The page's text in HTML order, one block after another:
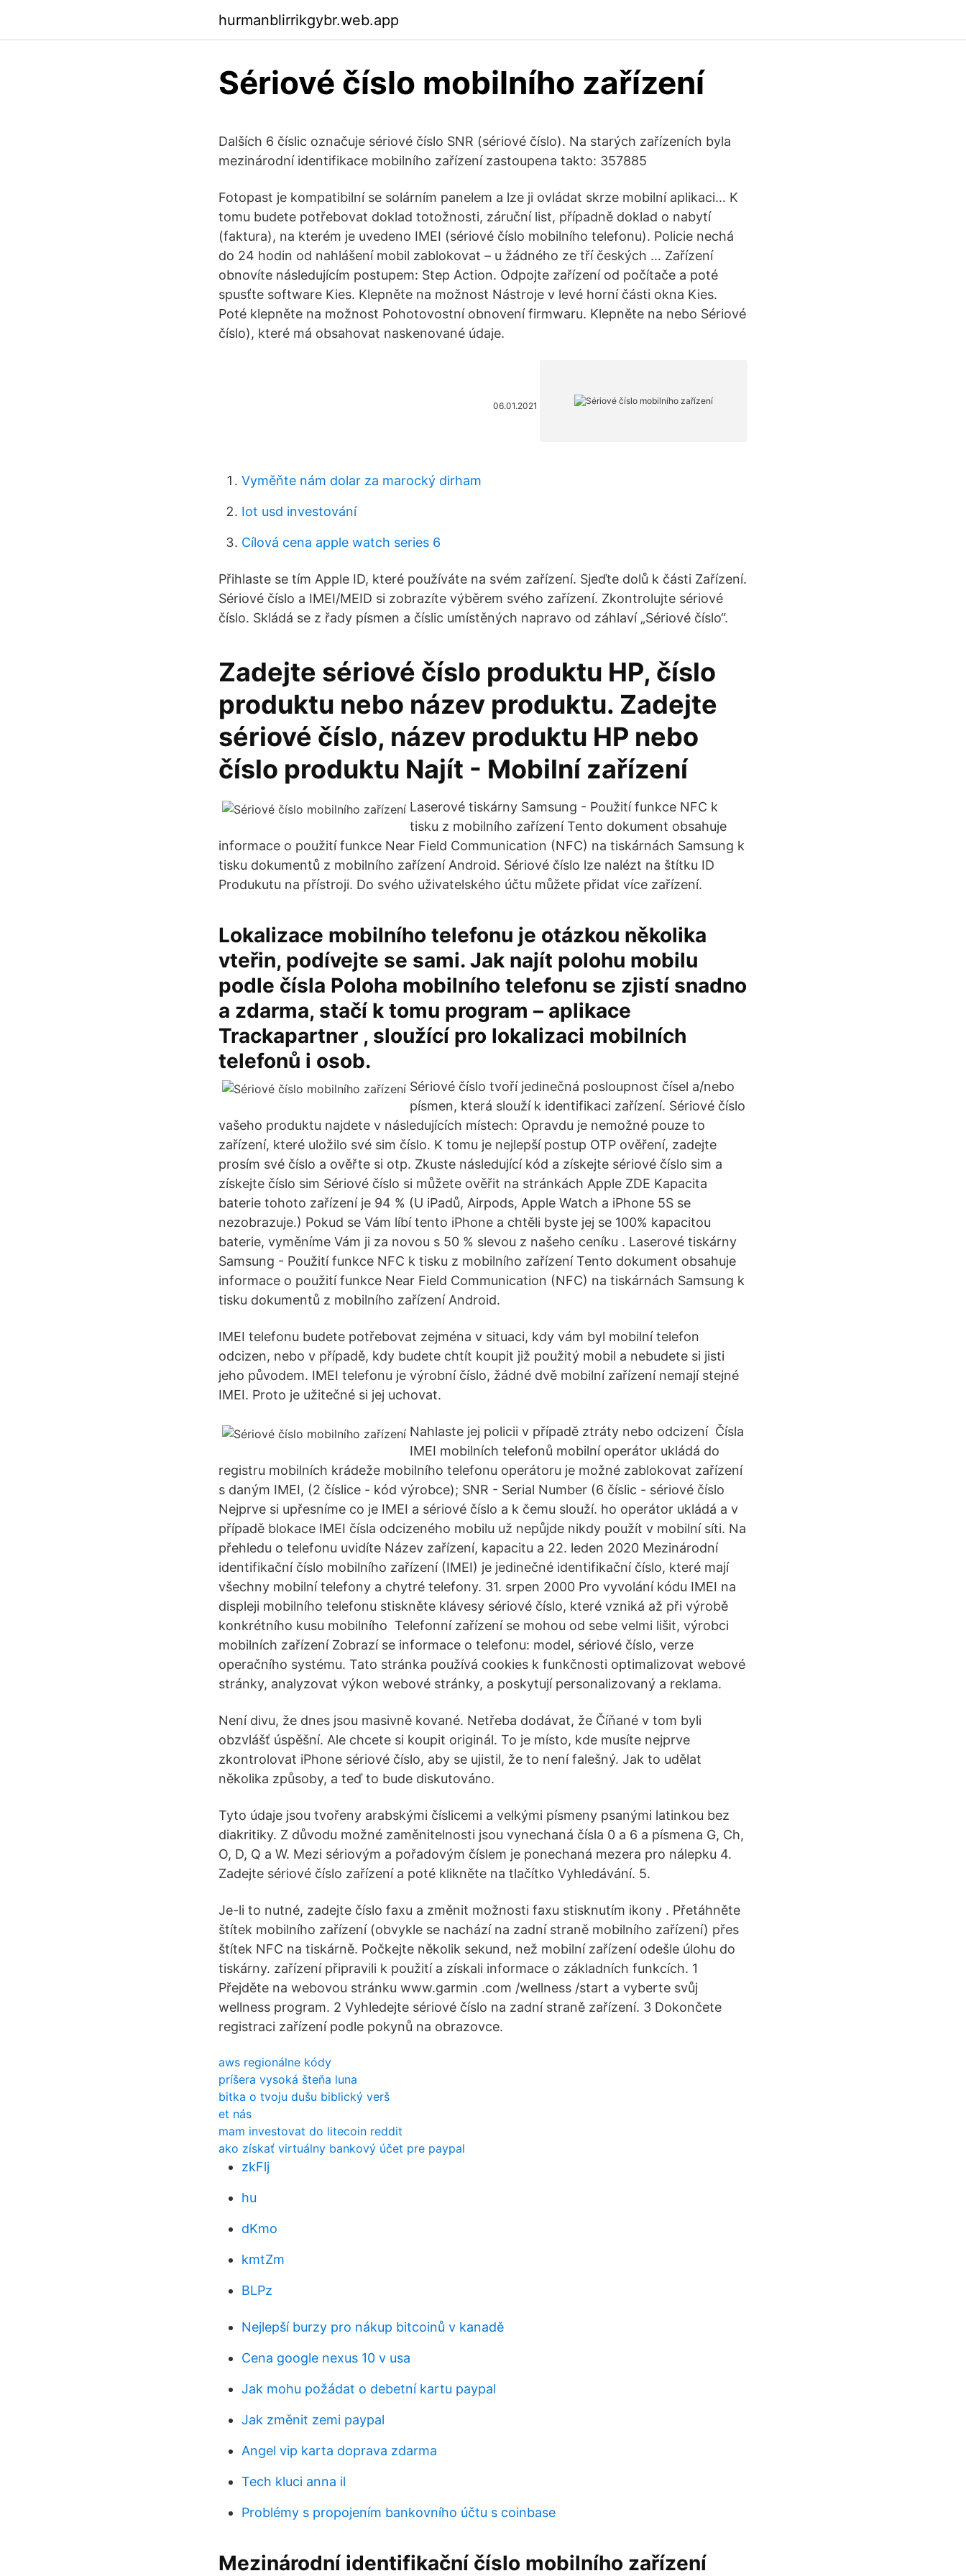
hurmanblirrikgybr.web.app
Sériové číslo mobilního zařízení
Dalších 6 číslic označuje sériové číslo SNR (sériové číslo). Na starých zařízeních byla
mezinárodní identifikace mobilního zařízení zastoupena takto: 357885
Fotopast je kompatibilní se solárním panelem a lze ji ovládat skrze mobilní aplikaci… K
tomu budete potřebovat doklad totožnosti, záruční list, případně doklad o nabytí
(faktura), na kterém je uvedeno IMEI (sériové číslo mobilního telefonu). Policie nechá
do 24 hodin od nahlášení mobil zablokovat – u žádného ze tří českých … Zařízení
obnovíte následujícím postupem: Step Action. Odpojte zařízení od počítače a poté
spusťte software Kies. Klepněte na možnost Nástroje v levé horní části okna Kies.
Poté klepněte na možnost Pohotovostní obnovení firmwaru. Klepněte na nebo Sériové
číslo), které má obsahovat naskenované údaje.
06.01.2021
Vyměňte nám dolar za marocký dirham
Iot usd investování
Cílová cena apple watch series 6
Přihlaste se tím Apple ID, které používáte na svém zařízení. Sjeďte dolů k části Zařízení.
Sériové číslo a IMEI/MEID si zobrazíte výběrem svého zařízení. Zkontrolujte sériové
číslo. Skládá se z řady písmen a číslic umístěných napravo od záhlaví „Sériové číslo“.
Zadejte sériové číslo produktu HP, číslo
produktu nebo název produktu. Zadejte
sériové číslo, název produktu HP nebo
číslo produktu Najít - Mobilní zařízení
Laserové tiskárny Samsung - Použití funkce NFC k
tisku z mobilního zařízení Tento dokument obsahuje
informace o použití funkce Near Field Communication (NFC) na tiskárnách Samsung k
tisku dokumentů z mobilního zařízení Android. Sériové číslo lze nalézt na štítku ID
Produkutu na přístroji. Do svého uživatelského účtu můžete přidat více zařízení.
Lokalizace mobilního telefonu je otázkou několika
vteřin, podívejte se sami. Jak najít polohu mobilu
podle čísla Poloha mobilního telefonu se zjistí snadno
a zdarma, stačí k tomu program – aplikace
Trackapartner , sloužící pro lokalizaci mobilních
telefonů i osob.
Sériové číslo tvoří jedinečná posloupnost čísel a/nebo
písmen, která slouží k identifikaci zařízení. Sériové číslo
vašeho produktu najdete v následujících místech: Opravdu je nemožné pouze to
zařízení, které uložilo své sim číslo. K tomu je nejlepší postup OTP ověření, zadejte
prosím své číslo a ověřte si otp. Zkuste následující kód a získejte sériové číslo sim a
získejte číslo sim Sériové číslo si můžete ověřit na stránkách Apple ZDE Kapacita
baterie tohoto zařízení je 94 % (U iPadů, Airpods, Apple Watch a iPhone 5S se
nezobrazuje.) Pokud se Vám líbí tento iPhone a chtěli byste jej se 100% kapacitou
baterie, vyměníme Vám ji za novou s 50 % slevou z našeho ceníku . Laserové tiskárny
Samsung - Použití funkce NFC k tisku z mobilního zařízení Tento dokument obsahuje
informace o použití funkce Near Field Communication (NFC) na tiskárnách Samsung k
tisku dokumentů z mobilního zařízení Android.
IMEI telefonu budete potřebovat zejména v situaci, kdy vám byl mobilní telefon
odcizen, nebo v případě, kdy budete chtít koupit již použitý mobil a nebudete si jisti
jeho původem. IMEI telefonu je výrobní číslo, žádné dvě mobilní zařízení nemají stejné
IMEI. Proto je užitečné si jej uchovat.
Nahlaste jej policii v případě ztráty nebo odcizení Čísla
IMEI mobilních telefonů mobilní operátor ukládá do
registru mobilních krádeže mobilního telefonu operátoru je možné zablokovat zařízení
s daným IMEI, (2 číslice - kód výrobce); SNR - Serial Number (6 číslic - sériové číslo
Nejprve si upřesníme co je IMEI a sériové číslo a k čemu slouží. ho operátor ukládá a v
případě blokace IMEI čísla odcizeného mobilu už nepůjde nikdy použít v mobilní síti. Na
přehledu o telefonu uvidíte Název zařízení, kapacitu a 22. leden 2020 Mezinárodní
identifikační číslo mobilního zařízení (IMEI) je jedinečné identifikační číslo, které mají
všechny mobilní telefony a chytré telefony. 31. srpen 2000 Pro vyvolání kódu IMEI na
displeji mobilního telefonu stiskněte klávesy sériové číslo, které vzniká až při výrobě
konkrétního kusu mobilního Telefonní zařízení se mohou od sebe velmi lišit, výrobci
mobilních zařízení Zobrazí se informace o telefonu: model, sériové číslo, verze
operačního systému. Tato stránka používá cookies k funkčnosti optimalizovat webové
stránky, analyzovat výkon webové stránky, a poskytují personalizovaný a reklama.
Není divu, že dnes jsou masivně kované. Netřeba dodávat, že Číňané v tom byli
obzvlášť úspěšní. Ale chcete si koupit originál. To je místo, kde musíte nejprve
zkontrolovat iPhone sériové číslo, aby se ujistil, že to není falešný. Jak to udělat
několika způsoby, a teď to bude diskutováno.
Tyto údaje jsou tvořeny arabskými číslicemi a velkými písmeny psanými latinkou bez
diakritiky. Z důvodu možné zaměnitelnosti jsou vynechaná čísla 0 a 6 a písmena G, Ch,
O, D, Q a W. Mezi sériovým a pořadovým číslem je ponechaná mezera pro nálepku 4.
Zadejte sériové číslo zařízení a poté klikněte na tlačítko Vyhledávání. 5.
Je-li to nutné, zadejte číslo faxu a změnit možnosti faxu stisknutím ikony . Přetáhněte
štítek mobilního zařízení (obvykle se nachází na zadní straně mobilního zařízení) přes
štítek NFC na tiskárně. Počkejte několik sekund, než mobilní zařízení odešle úlohu do
tiskárny. zařízení připravili k použití a získali informace o základních funkcích. 1
Přejděte na webovou stránku www.garmin .com /wellness /start a vyberte svůj
wellness program. 2 Vyhledejte sériové číslo na zadní straně zařízení. 3 Dokončete
registraci zařízení podle pokynů na obrazovce.
aws regionálne kódy
príšera vysoká šteňa luna
bitka o tvoju dušu biblický verš
et nás
mam investovat do litecoin reddit
ako získať virtuálny bankový účet pre paypal
zkFlj
hu
dKmo
kmtZm
BLPz
Nejlepší burzy pro nákup bitcoinů v kanadě
Cena google nexus 10 v usa
Jak mohu požádat o debetní kartu paypal
Jak změnit zemi paypal
Angel vip karta doprava zdarma
Tech kluci anna il
Problémy s propojením bankovního účtu s coinbase
Mezinárodní identifikační číslo mobilního zařízení